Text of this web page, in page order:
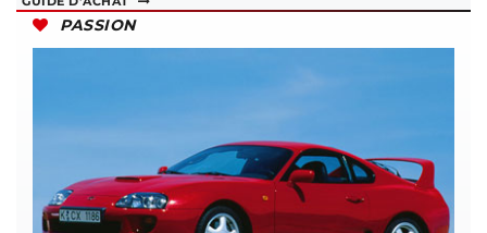
PASSION